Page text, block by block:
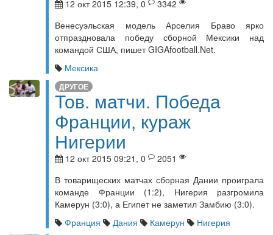
12 окт 2015 12:39, 0
3342
Венесуэльская модель Арселия Браво ярко
отпраздновала победу сборной Мексики над
командой США, пишет GIGAfootball.Net.
Мексика
ДРУГОЕ
Тов. матчи. Победа
Франции, кураж
Нигерии
12 окт 2015 09:21, 0
2051
В товарищеских матчах сборная Дании проиграла
команде Франции (1:2), Нигерия разгромила
Камерун (3:0), а Египет не заметил Замбию (3:0).
Франция
Дания Камерун Нигерия